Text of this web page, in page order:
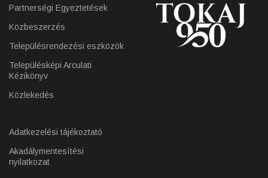
Partnerségi Egyeztetések
Közbeszerzés
Településrendezési eszközök
Településképi Arculati
Kézikönyv
Közlekedés
Adatkezelési tájékoztató
Akadálymentesítési
nyilatkozat